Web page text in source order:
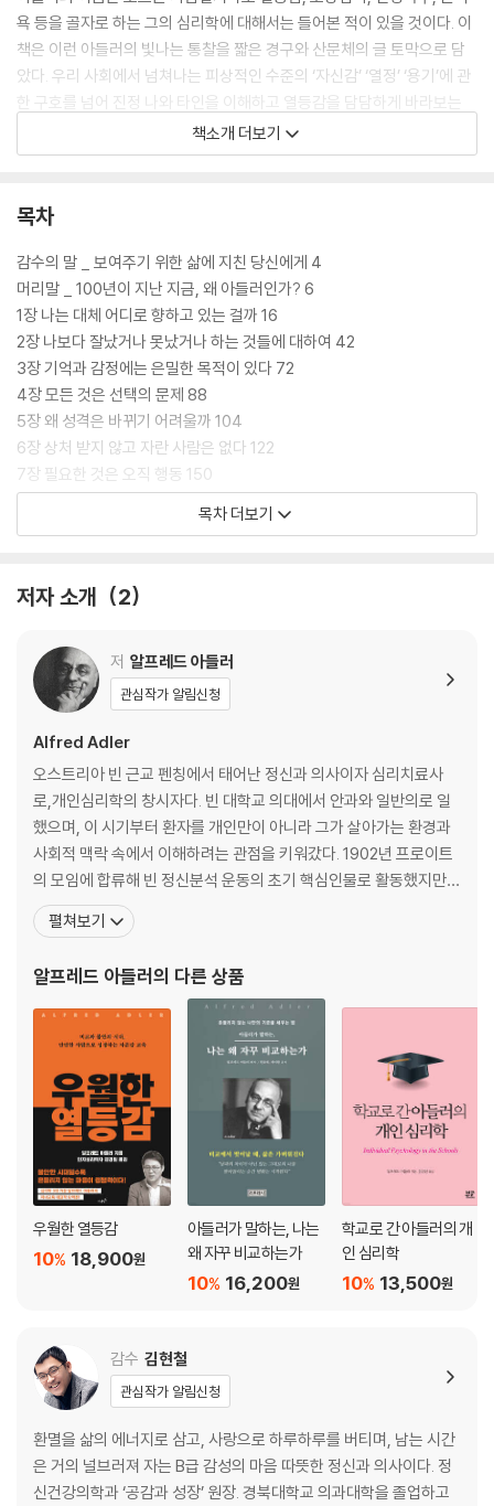
욕 등을 골자로 하는 그의 심리학에 대해서는 들어본 적이 있을 것이다. 이
책은 이런 아들러의 빛나는 통찰을 짧은 경구와 산문체의 글 토막으로 담
았다. 우리 사회에서 넘쳐나는 피상적인 수준의 ‘자신감’ ‘열정’ ‘용기’에 관
한 구호를 넘어 진정 나와 타인을 이해하고 열등감을 담담하게 바라보는
관점을 얻어 근본적인 치유, 근원적 평화를 얻는 여정의 실마리가 되어줄
것이다.
책소개 더보기
목차
감수의 말 _ 보여주기 위한 삶에 지친 당신에게 4
머리말 _ 100년이 지난 지금, 왜 아들러인가? 6
1장 나는 대체 어디로 향하고 있는 걸까 16
2장 나보다 잘났거나 못났거나 하는 것들에 대하여 42
3장 기억과 감정에는 은밀한 목적이 있다 72
4장 모든 것은 선택의 문제 88
5장 왜 성격은 바뀌기 어려울까 104
6장 상처 받지 않고 자란 사람은 없다 122
7장 필요한 것은 오직 행동 150
8장 나에게는 아직 용기가 남아 있다 172
9장 개인적인 것은 곧 사회적인 것 200
참고문헌 255
목차 더보기
저자 소개 2
저 알프레드 아들러
관심작가 알림신청
Alfred Adler
오스트리아 빈 근교 펜칭에서 태어난 정신과 의사이자 심리치료사
로,개인심리학의 창시자다. 빈 대학교 의대에서 안과와 일반의로 일
했으며, 이 시기부터 환자를 개인만이 아니라 그가 살아가는 환경과
사회적 맥락 속에서 이해하려는 관점을 키워갔다. 1902년 프로이트
의 모임에 합류해 빈 정신분석 운동의 초기 핵심인물로 활동했지만,
인간을 성적 충동보다 목적, 열등감, 보상, 사회적 관계 속에서 이해
해야 한다는 견해를 발전시키며 1911년 결별했다. 아들러는 1907년
기질』을 통해 자신의 이론을 본격화했다. 그는 인간
펼쳐보기
알프레드 아들러의 다른 상품
우월한 열등감
18,900원
10%
아들러가 말하는, 나는
왜 자꾸 비교하는가
16,200원
10%
학교로 간 아들러의 개
인 심리학
13,500원
10%
감수 김현철
관심작가 알림신청
환멸을 삶의 에너지로 삼고, 사랑으로 하루하루를 버티며, 남는 시간
은 거의 널브러져 자는 B급 감성의 마음 따뜻한 정신과 의사이다. 정
신건강의학과 ‘공감과 성장’ 원장. 경북대학교 의과대학을 졸업하고